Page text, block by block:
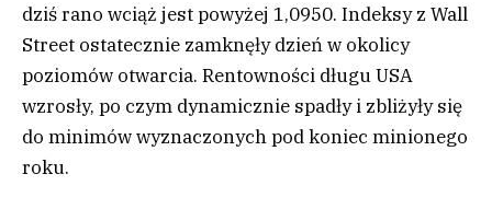
dziś rano wciąż jest powyżej 1,0950. Indeksy z Wall
Street ostatecznie zamknęły dzień w okolicy
poziomów otwarcia. Rentowności długu USA
wzrosły, po czym dynamicznie spadły i zbliżyły się
do minimów wyznaczonych pod koniec minionego
roku.